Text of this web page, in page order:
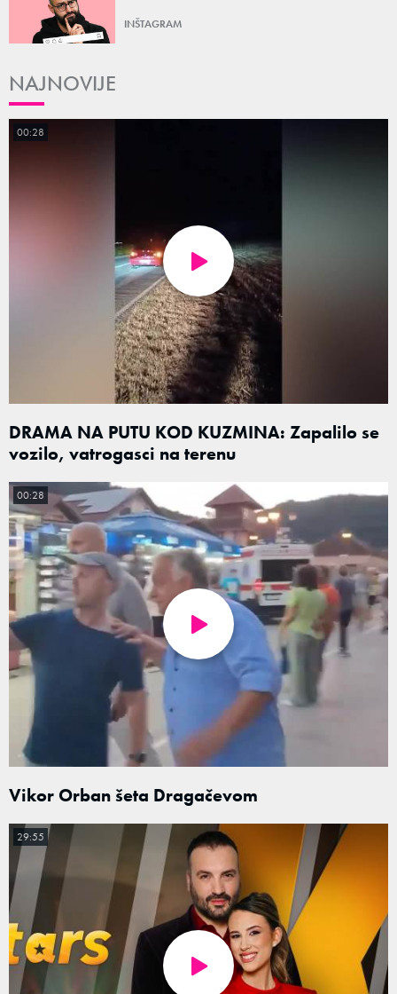
INŠTAGRAM
NAJNOVIJE
DRAMA NA PUTU KOD KUZMINA: Zapalilo se
vozilo, vatrogasci na terenu
00:28
Vikor Orban šeta Dragačevom
00:28
29:55